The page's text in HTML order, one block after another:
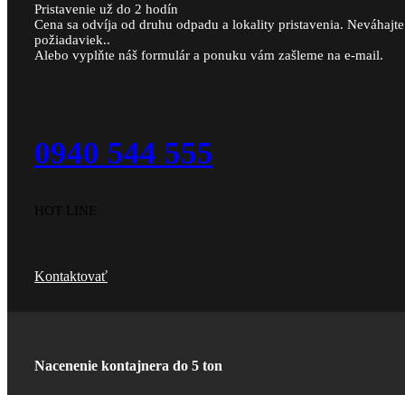
Pristavenie už do 2 hodín
Cena sa odvíja od druhu odpadu a lokality pristavenia.
požiadaviek..
Alebo vyplňte náš formulár a ponuku vám zašleme na e-mail.
0940 544 555
HOT LINE
Kontaktovať
Nacenenie kontajnera do 5 ton